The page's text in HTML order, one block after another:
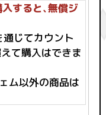
すると、無償ジ
じてカウント
て購入はできま
ム以外の商品は